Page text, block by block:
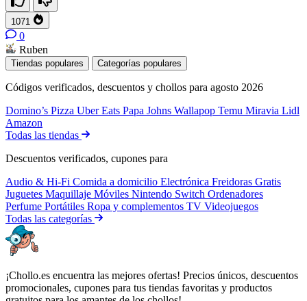
1071
0
Ruben
Tiendas populares Categorías populares
Códigos verificados, descuentos y chollos para agosto 2026
Domino’s Pizza Uber Eats Papa Johns Wallapop Temu Miravia Lidl
Amazon
Todas las tiendas
Descuentos verificados, cupones para
Audio & Hi-Fi Comida a domicilio Electrónica Freidoras Gratis
Juguetes Maquillaje Móviles Nintendo Switch Ordenadores
Perfume Portátiles Ropa y complementos TV Videojuegos
Todas las categorías
¡Chollo.es encuentra las mejores ofertas! Precios únicos, descuentos
promocionales, cupones para tus tiendas favoritas y productos